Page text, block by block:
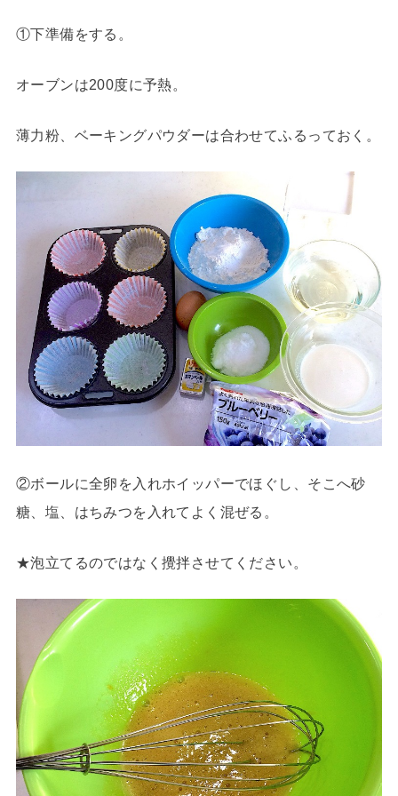
①下準備をする。
オーブンは200度に予熱。
薄力粉、ベーキングパウダーは合わせてふるっておく。
②ボールに全卵を入れホイッパーでほぐし、そこへ砂
糖、塩、はちみつを入れてよく混ぜる。
★泡立てるのではなく攪拌させてください。